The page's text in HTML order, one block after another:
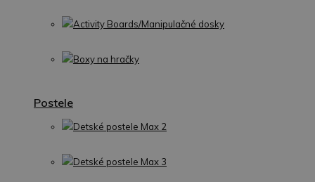
Activity Boards/Manipulačné dosky
Boxy na hračky
Postele
Detské postele Max 2
Detské postele Max 3